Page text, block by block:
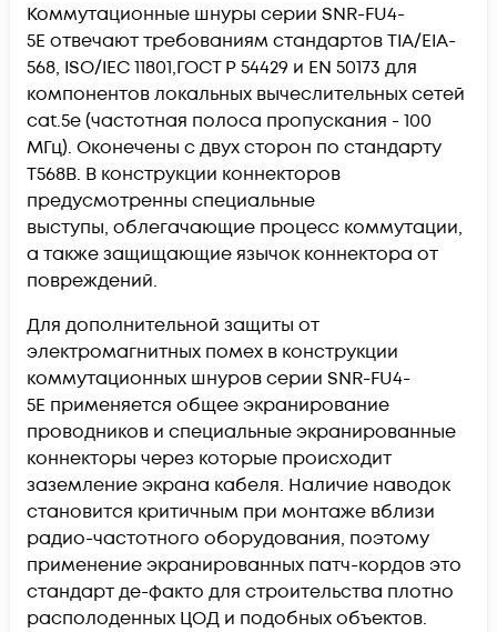
Коммутационные шнуры серии SNR-FU4-
5E отвечают требованиям стандартов TIA/EIA-
568, ISO/IEC 11801,ГОСТ Р 54429 и EN 50173 для
компонентов локальных вычеслительных сетей
cat.5e (частотная полоса пропускания - 100
МГц). Оконечены с двух сторон по стандарту
T568B. В конструкции коннекторов
предусмотренны специальные
выступы, облегачающие процесс коммутации,
а также защищающие язычок коннектора от
повреждений.
Для дополнительной защиты от
электромагнитных помех в конструкции
коммутационных шнуров серии SNR-FU4-
5E применяется общее экранирование
проводников и специальные экранированные
коннекторы через которые происходит
заземление экрана кабеля. Наличие наводок
становится критичным при монтаже вблизи
радио-частотного оборудования, поэтому
применение экранированных патч-кордов это
стандарт де-факто для строительства плотно
располоденных ЦОД и подобных объектов.